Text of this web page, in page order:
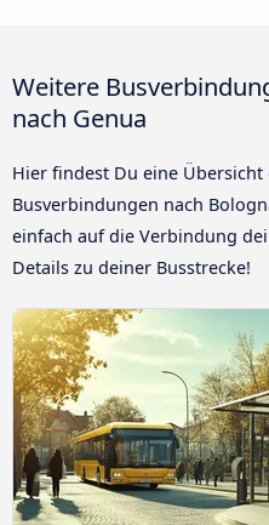
Weitere
nach Genua
Hier findest Du eine
Busverbindungen nach
einfach auf die Verbindung
Details zu deiner Busstrecke!